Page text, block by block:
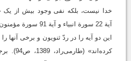
خدا نیست، بلکه نفی وجود بیش از یک
آیة 22 سورة انبیاء
این دو آیه را در ردّ ثنویون و برخی آنها